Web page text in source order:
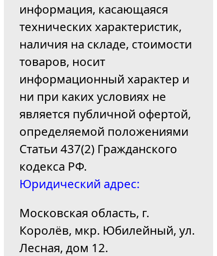
информация, касающаяся
технических характеристик,
наличия на складе, стоимости
товаров, носит
информационный характер и
ни при каких условиях не
является публичной офертой,
определяемой положениями
Статьи 437(2) Гражданского
кодекса РФ.
Юридический адрес:
Московская область, г.
Королёв, мкр. Юбилейный, ул.
Лесная, дом 12.